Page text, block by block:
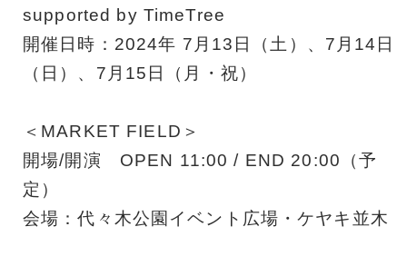
supported by TimeTree
開催日時：2024年 7月13日（土）、7月14日
（日）、7月15日（月・祝）
＜MARKET FIELD＞
開場/開演 OPEN 11:00 / END 20:00（予
定）
会場：代々木公園イベント広場・ケヤキ並木